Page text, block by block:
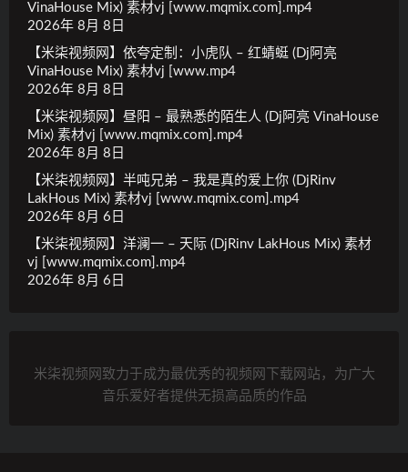
VinaHouse Mix) 素材vj [www.mqmix.com].mp4
2026年 8月 8日
【米柒视频网】依夸定制：小虎队 – 红蜻蜓 (Dj阿亮
VinaHouse Mix) 素材vj [www.mp4
2026年 8月 8日
【米柒视频网】昼阳 – 最熟悉的陌生人 (Dj阿亮 VinaHouse
Mix) 素材vj [www.mqmix.com].mp4
2026年 8月 8日
【米柒视频网】半吨兄弟 – 我是真的爱上你 (DjRinv
LakHous Mix) 素材vj [www.mqmix.com].mp4
2026年 8月 6日
【米柒视频网】洋澜一 – 天际 (DjRinv LakHous Mix) 素材
vj [www.mqmix.com].mp4
2026年 8月 6日
米柒视频网致力于成为最优秀的视频网下载网站，为广大
音乐爱好者提供无损高品质的作品